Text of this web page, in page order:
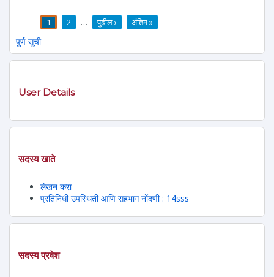
1 2 … पुढील › अंतिम »
पुर्ण सूची
User Details
सदस्य खाते
लेखन करा
प्रतिनिधी उपस्थिती आणि सहभाग नोंदणी : 14sss
सदस्य प्रवेश